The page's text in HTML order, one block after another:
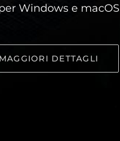
Windows e macOS
MAGGIORI DETTAGLI